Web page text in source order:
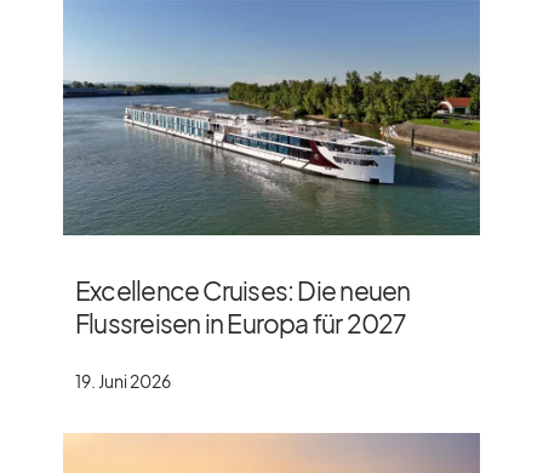
Excellence Cruises: Die neuen
Flussreisen in Europa für 2027
19. Juni 2026